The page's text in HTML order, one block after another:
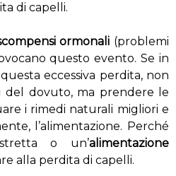
di capelli.
ormonali (problemi
questo evento. Se in
eccessiva perdita, non
del dovuto, ma prendere le
i rimedi naturali migliori e
l’alimentazione. Perché
o un’alimentazione
alla perdita di capelli.